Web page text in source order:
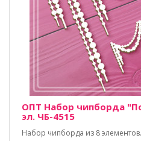
ОПТ Набор чипборда
эл. ЧБ-4515
Набор чипборда из 8 элементов.